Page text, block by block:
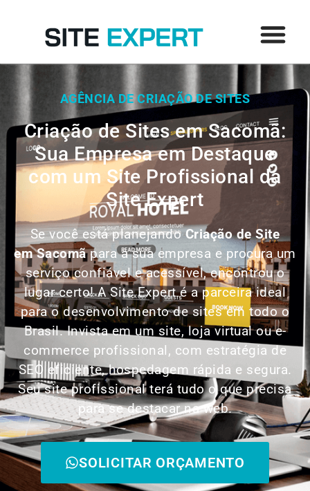
AGÊNCIA DE CRIAÇÃO DE SITES
Criação de Sites em Sacomã:
Sua Empresa em Destaque
com um Site Profissional da
Site Expert
Se você está planejandoCriação de Site
emSacomãpara a sua empresa e procura um
serviço confiável e acessível, encontrou o
lugar certo! A Site Expert é a parceira ideal
para o desenvolvimento de sites em todo o
Brasil. Invista em um site, loja virtual ou e-
commerce profissional, com estratégia de
SEO eficiente, hospedagem rápida e segura.
Seu site profissional terá tudo o que precisa
para se destacar na web.
SOLICITAR ORÇAMENTO